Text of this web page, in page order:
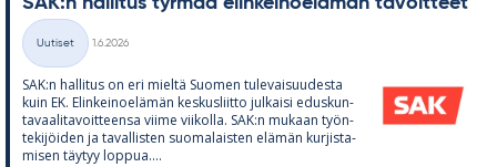
Kategoriat
Uutiset
1.6.2026
SAK:n hal­li­tus on eri mieltä Suo­men tu­le­vai­suu­desta
kuin EK. Elin­kei­noe­lä­män kes­kus­liitto jul­kaisi edus­kun­
ta­vaa­li­ta­voit­teensa viime vii­kolla. SAK:n mu­kaan työn­
te­ki­jöi­den ja ta­val­lis­ten suo­ma­lais­ten elä­män kur­jis­ta­
mi­sen täy­tyy lop­pua....